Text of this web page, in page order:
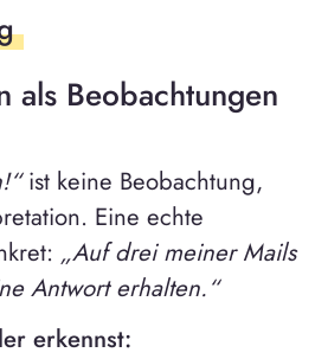
als Beobachtungen
ist keine Beobachtung,
Eine echte
„Auf drei meiner Mails
Antwort erhalten.“
erkennst: